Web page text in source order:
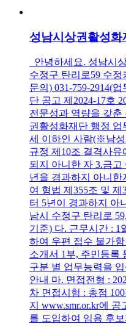
성남시상권활성화
안녕하세요. 성남시
수정구 탄리로59 수
문의) 031-759-2914(
단 공고 제2024-17호
전문성과 역량을 갖춘
권활성화재단 행정
세 이하인 사람(※남성
규정 제10조 결격사
되지 아니한 자 3.금
년을 경과하지 아니
여 형법 제355조 및
터 5년이 경과하지 아
남시 수정구 탄리로
기준) 다. 근무시간 : 1
하여 우편 접수 불가
소개서 1부, 주민등록
구분 별 업무능력을
안내 마. 면접전형 :
차 면접시험 : 총점
지 www.smr.or.kr에
를 도입하여 임용 후